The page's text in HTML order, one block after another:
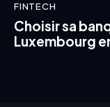
FINTECH
Choisir sa
Luxembourg